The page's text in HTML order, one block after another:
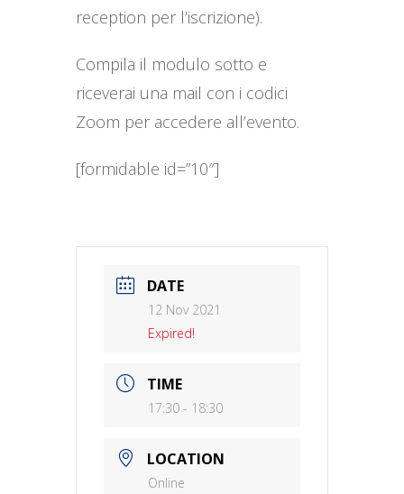
reception per l’iscrizione).
Compila il modulo sotto e
riceverai una mail con i codici
Zoom per accedere all’evento.
[formidable id=”10″]
DATE
12 Nov 2021
Expired!
TIME
17:30 - 18:30
LOCATION
Online